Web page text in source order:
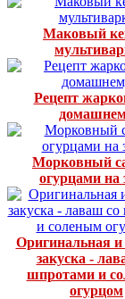
Маковый
Рецепт
Морковный
огурцами на
Оригинальная и
закуска -
шпротами и
огурцом